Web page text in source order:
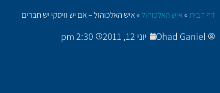
דף הבית»איש האלכוהול»איש האלכוהול – אם יש וויסקי יש חברים
Ohad Ganiel יוני 12, 2011 2:30 pm